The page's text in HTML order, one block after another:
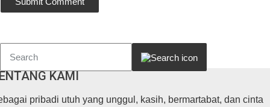
KAMI
pribadi utuh yang unggul, kasih, bermartabat, dan cinta